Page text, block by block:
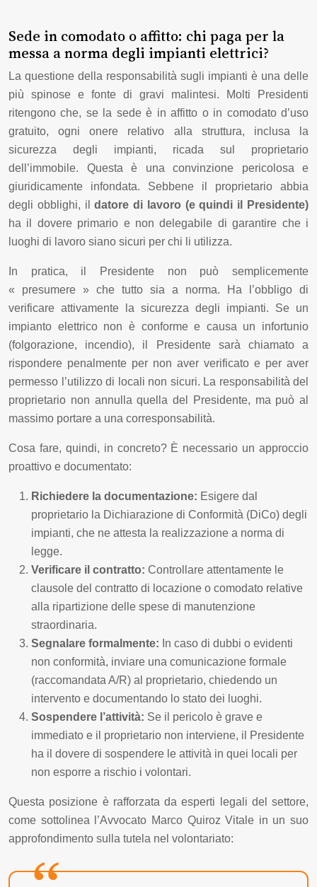
Sede in comodato o affitto: chi paga per la
messa a norma degli impianti elettrici?
La questione della responsabilità sugli impianti è una delle
più spinose e fonte di gravi malintesi. Molti Presidenti
ritengono che, se la sede è in affitto o in comodato d’uso
gratuito, ogni onere relativo alla struttura, inclusa la
sicurezza degli impianti, ricada sul proprietario
dell’immobile. Questa è una convinzione pericolosa e
giuridicamente infondata. Sebbene il proprietario abbia
degli obblighi, ildatore di lavoro (e quindi il Presidente)
ha il dovere primario e non delegabile di garantire che i
luoghi di lavoro siano sicuri per chi li utilizza.
In pratica, il Presidente non può semplicemente
« presumere » che tutto sia a norma. Ha l’obbligo di
verificare attivamente la sicurezza degli impianti. Se un
impianto elettrico non è conforme e causa un infortunio
(folgorazione, incendio), il Presidente sarà chiamato a
rispondere penalmente per non aver verificato e per aver
permesso l’utilizzo di locali non sicuri. La responsabilità del
proprietario non annulla quella del Presidente, ma può al
massimo portare a una corresponsabilità.
Cosa fare, quindi, in concreto? È necessario un approccio
proattivo e documentato:
Richiedere la documentazione: Esigere dal
proprietario la Dichiarazione di Conformità (DiCo) degli
impianti, che ne attesta la realizzazione a norma di
legge.
Verificare il contratto: Controllare attentamente le
clausole del contratto di locazione o comodato relative
alla ripartizione delle spese di manutenzione
straordinaria.
Segnalare formalmente: In caso di dubbi o evidenti
non conformità, inviare una comunicazione formale
(raccomandata A/R) al proprietario, chiedendo un
intervento e documentando lo stato dei luoghi.
Sospendere l’attività: Se il pericolo è grave e
immediato e il proprietario non interviene, il Presidente
ha il dovere di sospendere le attività in quei locali per
non esporre a rischio i volontari.
Questa posizione è rafforzata da esperti legali del settore,
come sottolinea l’Avvocato Marco Quiroz Vitale in un suo
approfondimento sulla tutela nel volontariato: